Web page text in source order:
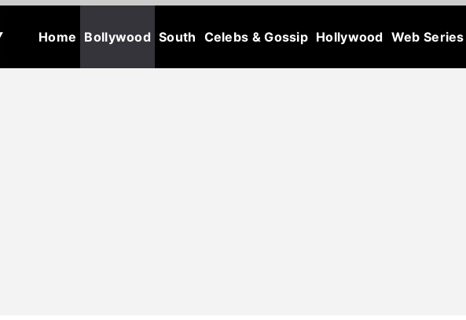
Home Bollywood South Celebs & Gossip Hollywood Web Series